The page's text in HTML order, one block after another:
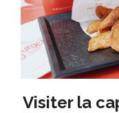
Visiter la